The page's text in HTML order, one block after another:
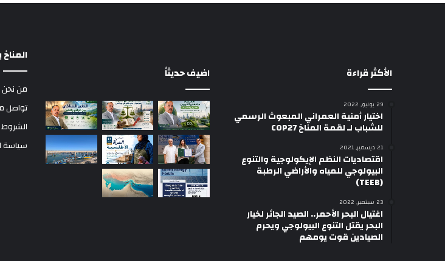
الأكثر قراءة
29 يوليو, 2022
اختيار أمنية العمراني المبعوث الرسمي
للشباب لـ لقمة المناخ COP27
21 ديسمبر, 2021
اقتصاديات النظم الإيكولوجية والتنوع
البيولوجي للمياه والأراضي الرطبة
(TEEB)
23 سبتمبر, 2022
اغتيال البحر الأحمر.. الصيد الجائر لخيار
البحر يقتل التنوع البيولوجي ويحرم
الصيادين قوت يومهم
اضيف حديثاً
المناخ
من نحن
تواصل
الشروط
سياسة